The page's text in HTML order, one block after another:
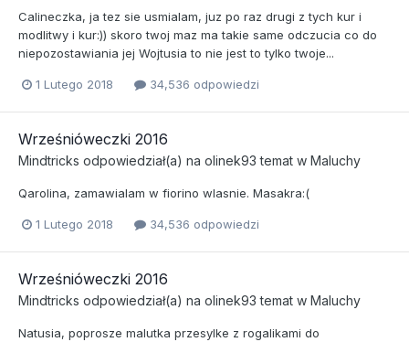
Calineczka, ja tez sie usmialam, juz po raz drugi z tych kur i
modlitwy i kur:)) skoro twoj maz ma takie same odczucia co do
niepozostawiania jej Wojtusia to nie jest to tylko twoje...
1 Lutego 2018 34,536 odpowiedzi
Wrześnióweczki 2016
Mindtricks odpowiedział(a) na olinek93 temat w Maluchy
Qarolina, zamawialam w fiorino wlasnie. Masakra:(
1 Lutego 2018 34,536 odpowiedzi
Wrześnióweczki 2016
Mindtricks odpowiedział(a) na olinek93 temat w Maluchy
Natusia, poprosze malutka przesylke z rogalikami do